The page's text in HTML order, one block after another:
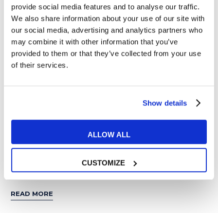
provide social media features and to analyse our traffic.
We also share information about your use of our site with
our social media, advertising and analytics partners who
may combine it with other information that you’ve
provided to them or that they’ve collected from your use
of their services.
Show details
ALLOW ALL
CUSTOMIZE
15
FEB
Esercizi e Grammatica
La storia dei 9 cocktail più famosi al mondo
READ MORE